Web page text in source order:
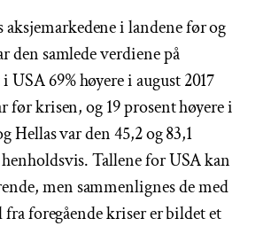
aksjemarkedene i landene før og
den samlede verdiene på
USA 69% høyere i august 2017
før krisen, og 19 prosent høyere i
Hellas var den 45,2 og 83,1
Tallene for USA kan
men sammenlignes de med
foregående kriser er bildet et